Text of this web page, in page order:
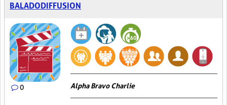
BALADODIFFUSION
0 Alpha Bravo Charlie